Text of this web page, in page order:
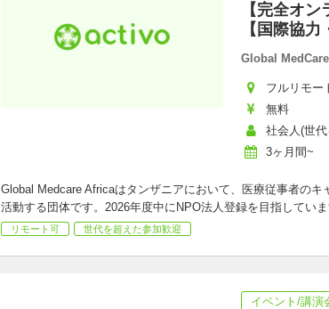
【完全オ
【国際協力
Global
フルリモー
無料
社会人(世
3ヶ月間~
Global Medcare Africaはタンザニアにおいて、医療従事者の
活動する団体です。2026年度中にNPO法人登録を目指していま
リモート可 世代を超えた参加歓迎
イベント/講演